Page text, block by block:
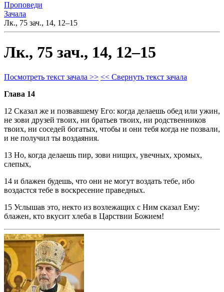
Проповеди
Зачала
Лк., 75 зач., 14, 12–15
Лк., 75 зач., 14, 12–15
Посмотреть текст зачала >> << Свернуть текст зачала
Глава 14
12 Сказал же и позвавшему Его: когда делаешь обед или ужин,
не зови друзей твоих, ни братьев твоих, ни родственников
твоих, ни соседей богатых, чтобы и они тебя когда не позвали,
и не получил ты воздаяния.
13 Но, когда делаешь пир, зови нищих, увечных, хромых,
слепых,
14 и блажен будешь, что они не могут воздать тебе, ибо
воздастся тебе в воскресение праведных.
15 Услышав это, некто из возлежащих с Ним сказал Ему:
блажен, кто вкусит хлеба в Царствии Божием!